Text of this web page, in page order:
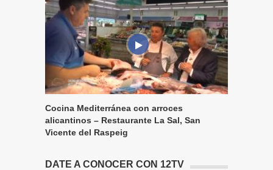
Cocina Mediterránea con arroces
alicantinos – Restaurante La Sal, San
Vicente del Raspeig
DATE A CONOCER CON 12TV